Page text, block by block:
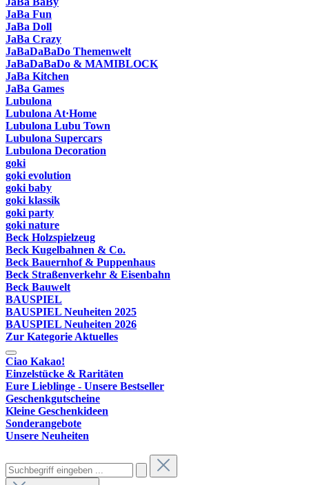
JaBa Fun
JaBa Doll
JaBa Crazy
JaBaDaBaDo Themenwelt
JaBaDaBaDo & MAMIBLOCK
JaBa Kitchen
JaBa Games
Lubulona
Lubulona At·Home
Lubulona Lubu Town
Lubulona Supercars
Lubulona Decoration
goki
goki evolution
goki baby
goki klassik
goki party
goki nature
Beck Holzspielzeug
Beck Kugelbahnen & Co.
Beck Bauernhof & Puppenhaus
Beck Straßenverkehr & Eisenbahn
Beck Bauwelt
BAUSPIEL
BAUSPIEL Neuheiten 2025
BAUSPIEL Neuheiten 2026
Zur Kategorie Aktuelles
Ciao Kakao!
Einzelstücke & Raritäten
Eure Lieblinge - Unsere Bestseller
Geschenkgutscheine
Kleine Geschenkideen
Sonderangebote
Unsere Neuheiten